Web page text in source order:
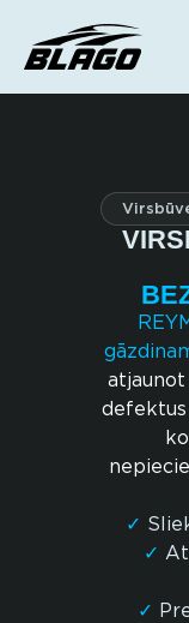
✓
✓
✓